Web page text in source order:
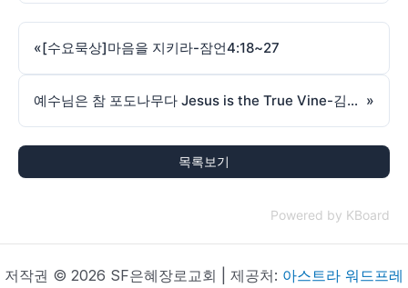
«[수요묵상]마음을 지키라-잠언4:18~27
예수님은 참 포도나무다 Jesus is the True Vine-김동원목사-요한 John 15:1-240825 »
목록보기
Powered by KBoard
저작권 © 2026 SF은혜장로교회 | 제공처: 아스트라 워드프레